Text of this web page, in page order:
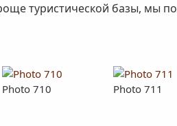
туристической базы, мы
Photo 710 Photo 711